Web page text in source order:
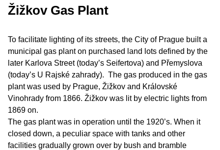
Žižkov Gas Plant
To facilitate lighting of its streets, the City of Prague built a
municipal gas plant on purchased land lots defined by the
later Karlova Street (today’s Seifertova) and Přemyslova
(today’s U Rajské zahrady). The gas produced in the gas
plant was used by Prague, Žižkov and Královské
Vinohrady from 1866. Žižkov was lit by electric lights from
1869 on.
The gas plant was in operation until the 1920’s. When it
closed down, a peculiar space with tanks and other
facilities gradually grown over by bush and bramble